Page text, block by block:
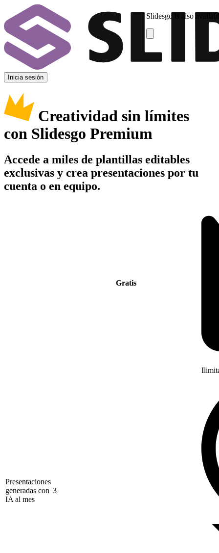
Slidesgo is also
Inicia sesión
Creatividad sin límites
con Slidesgo Premium
Accede a miles de plantillas editables
exclusivas y crea presentaciones por tu
cuenta o en equipo.
Gratis
Presentaciones
generadas con
IA al mes
3